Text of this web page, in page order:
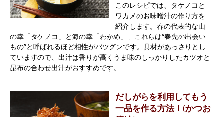
このレシピでは、タケノコと
ワカメのお味噌汁の作り方を
紹介します。春の代表的な山
の幸「タケノコ」と海の幸「わかめ」、これらは“春先の出会い
もの”と呼ばれるほど相性がバツグンです。具材があっさりとし
ていますので、出汁は香りが高くうま味のしっかりしたカツオと
昆布の合わせ出汁がおすすめです。
だしがらを利用してもう
一品を作る方法！(かつお